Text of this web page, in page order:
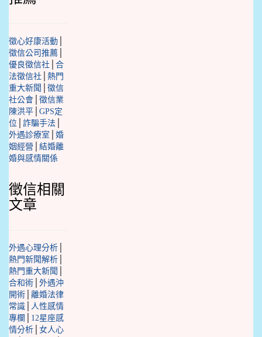
徵心好康活動
徵信公司推薦
優良徵信社
合
法徵信社
熱門
重大新聞
徵信
社公會
徵信業
陳洪平
GPS定
位
詐騙手法
外遇診療室
婚
姻經營
結婚離
婚與感情關係
徵信相關
文章
外遇心理分析
熱門新聞解析
熱門重大新聞
合和術
外遇沖
開術
離婚法律
常識
人性感情
專欄
12星座感
情分析
女人心